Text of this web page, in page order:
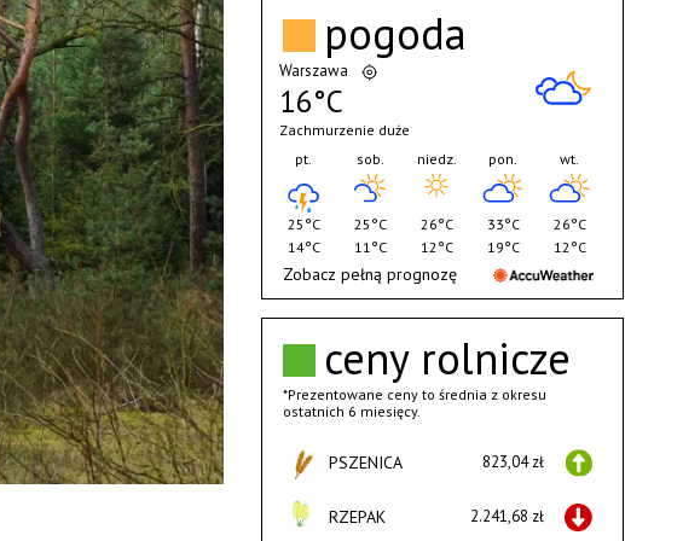
ceny rolnicze
*Prezentowane ceny to średnia z okresu
ostatnich 6 miesięcy.
PSZENICA 823,04 zł
RZEPAK 2.241,68 zł
pogoda
Warszawa
16°C
Zachmurzenie duże
pt.
25°C
14°C
sob.
25°C
11°C
niedz.
26°C
12°C
pon.
33°C
19°C
wt.
26°C
12°C
Zobacz pełną prognozę